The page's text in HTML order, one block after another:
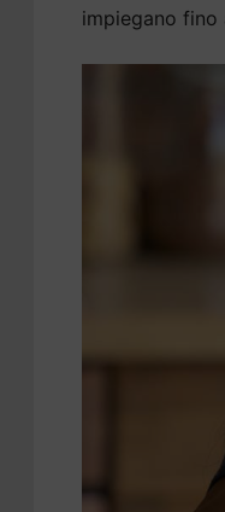
impiegano fino